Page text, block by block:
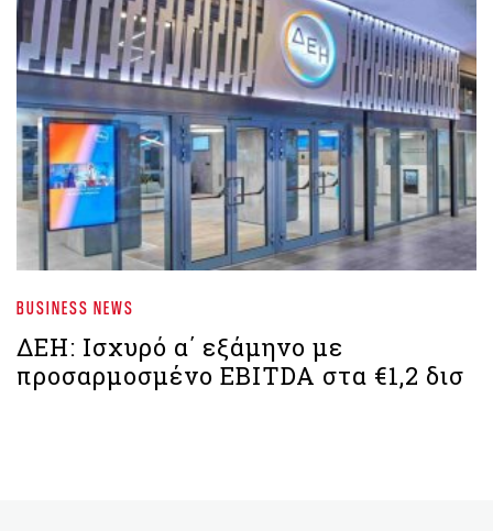
BUSINESS NEWS
ΔΕΗ: Ισχυρό α΄ εξάμηνο με
προσαρμοσμένο EBITDA στα €1,2 δισ